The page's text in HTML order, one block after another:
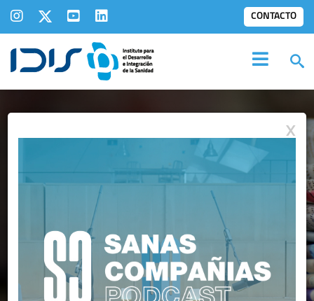
CONTACTO
IDIS EN LOSMEDIOS
X